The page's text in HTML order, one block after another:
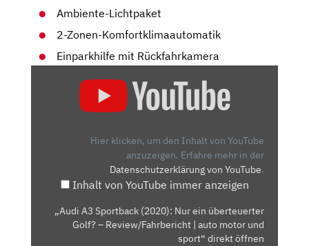
Ambiente-Lichtpaket
2-Zonen-Komfortklimaautomatik
Einparkhilfe mit Rückfahrkamera
SPORTBACK
ÜBERTEUERTER
GOLF?
REVIEW/FAHRBERICHT
Hier klicken, um den Inhalt von YouTube
anzuzeigen. Erfahre mehr in der
Datenschutzerklärung von YouTube.
Inhalt von YouTube immer anzeigen
„Audi A3 Sportback (2020): Nur ein überteuerter
Golf? – Review/Fahrbericht | auto motor und
sport“ direkt öffnen